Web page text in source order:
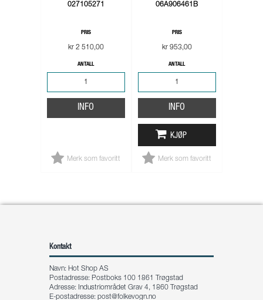
027105271
PRIS
kr 2 510,00
ANTALL
INFO
Merk som favoritt
06A906461B
PRIS
kr 953,00
ANTALL
INFO
KJØP
Merk som favoritt
Kontakt
Navn: Hot Shop AS
Postadresse: Postboks 100 1861 Trøgstad
Adresse: Industriområdet Grav 4, 1860 Trøgstad
E-postadresse: post@folkevogn.no